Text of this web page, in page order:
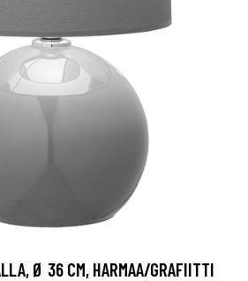
Ø 36 CM, HARMAA/GRAFIITTI